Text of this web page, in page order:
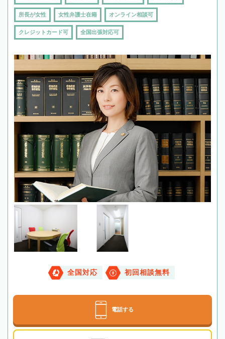
所長が女性 女性弁護士在籍 オンライン相談可
クレジットカード可 全国出張対応可
全国対応 初回相談無料
電話する